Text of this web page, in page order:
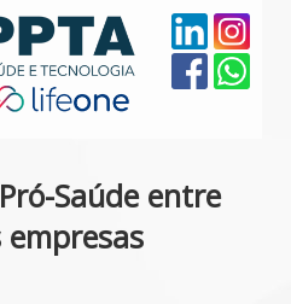
Saúde entre